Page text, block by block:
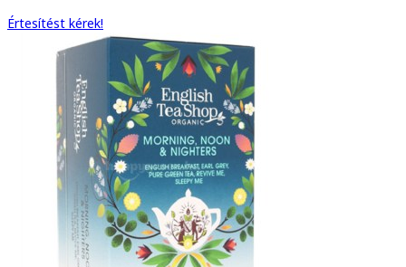
Értesítést kérek!